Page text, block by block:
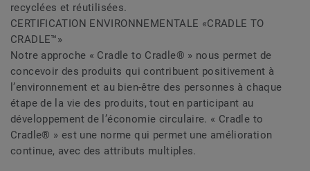
recyclées et réutilisées.
CERTIFICATION ENVIRONNEMENTALE «CRADLE TO
CRADLE™»
Notre approche « Cradle to Cradle® » nous permet de
concevoir des produits qui contribuent positivement à
l’environnement et au bien-être des personnes à chaque
étape de la vie des produits, tout en participant au
développement de l’économie circulaire. « Cradle to
Cradle® » est une norme qui permet une amélioration
continue, avec des attributs multiples.